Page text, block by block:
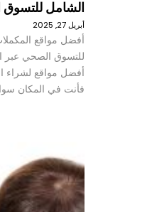
الشامل للتسوق
أبريل 27, 2025
أفضل مواقع
للتسوق الصحي عبر
أفضل مواقع لشراء
فأنت في المكان